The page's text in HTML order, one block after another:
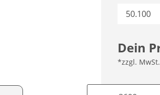
50.100
Dein
*zzgl.